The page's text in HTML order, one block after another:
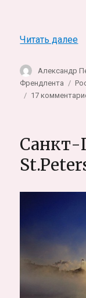
Читать далее
Автор
Александр
Френдлента
17
Санкт-